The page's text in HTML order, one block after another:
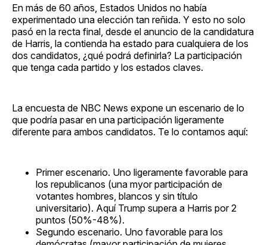
En más de 60 años, Estados Unidos no había
experimentado una elección tan reñida. Y esto no solo
pasó en la recta final, desde el anuncio de la candidatura
de Harris, la contienda ha estado para cualquiera de los
dos candidatos, ¿qué podrá definirla? La participación
que tenga cada partido y los estados claves.
La encuesta de NBC News expone un escenario de lo
que podría pasar en una participación ligeramente
diferente para ambos candidatos. Te lo contamos aquí:
Primer escenario. Uno ligeramente favorable para
los republicanos (una myor participación de
votantes hombres, blancos y sin título
universitario). Aquí Trump supera a Harris por 2
puntos (50%-48%).
Segundo escenario. Uno favorable para los